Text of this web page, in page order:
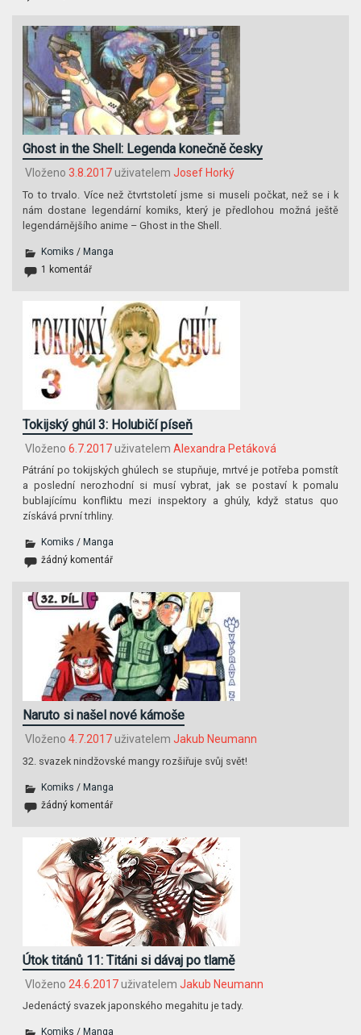
Ghost in the Shell: Legenda konečně česky
Vloženo 3.8.2017uživatelem Josef Horký
To to trvalo. Více než čtvrtstoletí jsme si museli počkat, než se i k
nám dostane legendární komiks, který je předlohou možná ještě
legendárnějšího anime – Ghost in the Shell.
Komiks /Manga
1 komentář
Tokijský ghúl 3: Holubičí píseň
Vloženo 6.7.2017uživatelem Alexandra Petáková
Pátrání po tokijských ghúlech se stupňuje, mrtvé je potřeba pomstít
a poslední nerozhodní si musí vybrat, jak se postaví k pomalu
bublajícímu konfliktu mezi inspektory a ghúly, když status quo
získává první trhliny.
Komiks / Manga
žádný komentář
Naruto si našel nové kámoše
Vloženo 4.7.2017uživatelem Jakub Neumann
32. svazek nindžovské mangy rozšiřuje svůj svět!
Komiks /Manga
žádný komentář
Útok titánů 11: Titáni si dávaj po tlamě
Vloženo 24.6.2017uživatelem Jakub Neumann
Jedenáctý svazek japonského megahitu je tady.
Komiks / Manga